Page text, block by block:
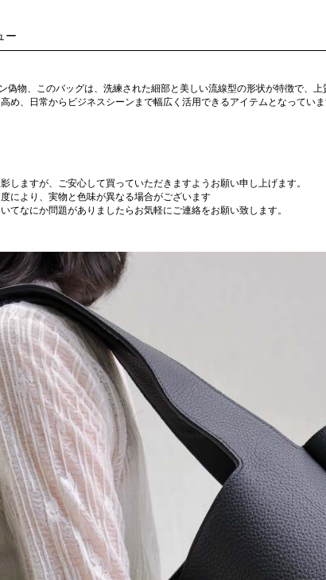
ー
偽物、このバッグは、洗練された細部と美しい流線型の形状が特徴で、
め、日常からビジネスシーンまで幅広く活用できるアイテムとなっていま
しますが、ご安心して買っていただきますようお願い申し上げます。
により、実物と色味が異なる場合がございます
てなにか問題がありましたらお気軽にご連絡をお願い致します。